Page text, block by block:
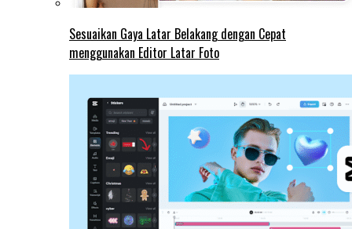
Sesuaikan Gaya Latar Belakang dengan Cepat
menggunakan Editor Latar Foto